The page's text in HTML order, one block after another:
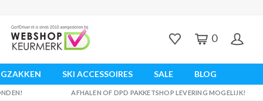
0
SKI ACCESSOIRES SALE BLOG
AFHALEN OF DPD PAKKETSHOP LEVERING MOGELIJK!